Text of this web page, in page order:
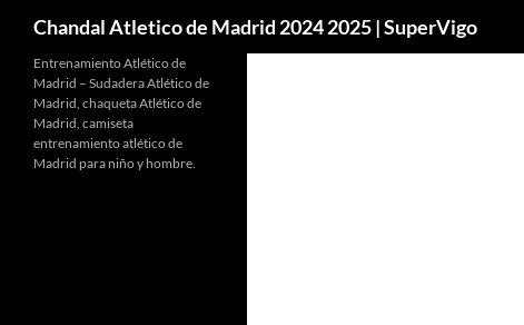
Chandal Atletico de Madrid 2024 2025 | SuperVigo
Entrenamiento Atlético de
Madrid – Sudadera Atlético de
Madrid, chaqueta Atlético de
Madrid, camiseta
entrenamiento atlético de
Madrid para niño y hombre.